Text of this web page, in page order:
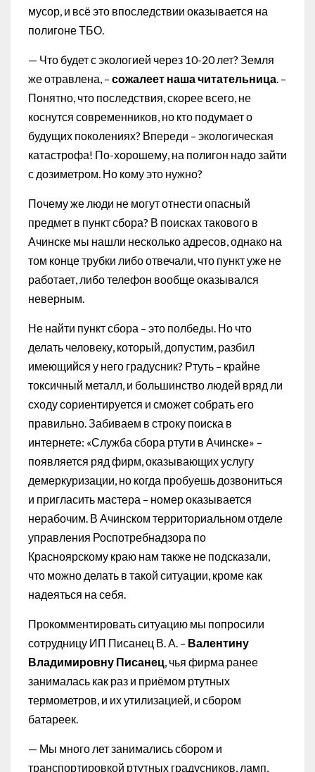
мусор, и всё это впоследствии оказывается на
полигоне ТБО.
— Что будет с экологией через 10-20 лет? Земля
же отравлена, – сожалеет наша читательница. –
Понятно, что последствия, скорее всего, не
коснутся современников, но кто подумает о
будущих поколениях? Впереди – экологическая
катастрофа! По-хорошему, на полигон надо зайти
с дозиметром. Но кому это нужно?
Почему же люди не могут отнести опасный
предмет в пункт сбора? В поисках такового в
Ачинске мы нашли несколько адресов, однако на
том конце трубки либо отвечали, что пункт уже не
работает, либо телефон вообще оказывался
неверным.
Не найти пункт сбора – это полбеды. Но что
делать человеку, который, допустим, разбил
имеющийся у него градусник? Ртуть – крайне
токсичный металл, и большинство людей вряд ли
сходу сориентируется и сможет собрать его
правильно. Забиваем в строку поиска в
интернете: «Служба сбора ртути в Ачинске» –
появляется ряд фирм, оказывающих услугу
демеркуризации, но когда пробуешь дозвониться
и пригласить мастера – номер оказывается
нерабочим. В Ачинском территориальном отделе
управления Роспотребнадзора по
Красноярскому краю нам также не подсказали,
что можно делать в такой ситуации, кроме как
надеяться на себя.
Прокомментировать ситуацию мы попросили
сотрудницу ИП Писанец В. А. – Валентину
Владимировну Писанец, чья фирма ранее
занималась как раз и приёмом ртутных
термометров, и их утилизацией, и сбором
батареек.
— Мы много лет занимались сбором и
транспортировкой ртутных градусников, ламп,